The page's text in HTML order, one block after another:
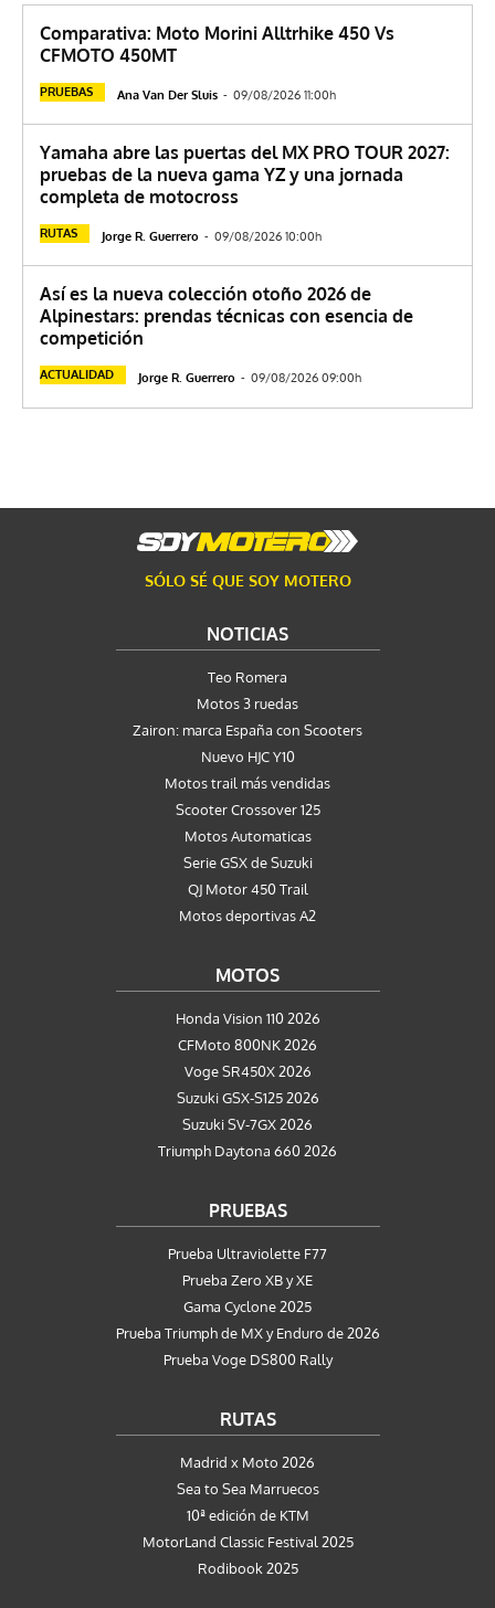
Comparativa: Moto Morini Alltrhike 450 Vs
CFMOTO 450MT
PRUEBAS Ana Van Der Sluis - 09/08/2026 11:00h
Yamaha abre las puertas del MX PRO TOUR 2027:
pruebas de la nueva gama YZ y una jornada
completa de motocross
RUTAS Jorge R. Guerrero - 09/08/2026 10:00h
Así es la nueva colección otoño 2026 de
Alpinestars: prendas técnicas con esencia de
competición
ACTUALIDAD Jorge R. Guerrero - 09/08/2026 09:00h
SÓLO SÉ QUE SOY MOTERO
NOTICIAS
Teo Romera
Motos 3 ruedas
Zairon: marca España con Scooters
Nuevo HJC Y10
Motos trail más vendidas
Scooter Crossover 125
Motos Automaticas
Serie GSX de Suzuki
QJ Motor 450 Trail
Motos deportivas A2
MOTOS
Honda Vision 110 2026
CFMoto 800NK 2026
Voge SR450X 2026
Suzuki GSX-S125 2026
Suzuki SV-7GX 2026
Triumph Daytona 660 2026
PRUEBAS
Prueba Ultraviolette F77
Prueba Zero XB y XE
Gama Cyclone 2025
Prueba Triumph de MX y Enduro de 2026
Prueba Voge DS800 Rally
RUTAS
Madrid x Moto 2026
Sea to Sea Marruecos
10ª edición de KTM
MotorLand Classic Festival 2025
Rodibook 2025